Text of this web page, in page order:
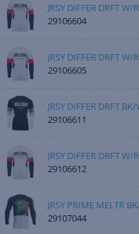
JRSY DIFFER DRFT W/
29106604
JRSY DIFFER DRFT W/
29106605
JRSY DIFFER DRFT
29106611
JRSY DIFFER DRFT W/
29106612
JRSY PRIME MELTR
29107044